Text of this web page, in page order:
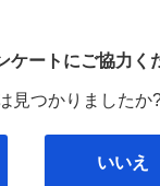
ケートにご協力く
見つかりましたか
いいえ